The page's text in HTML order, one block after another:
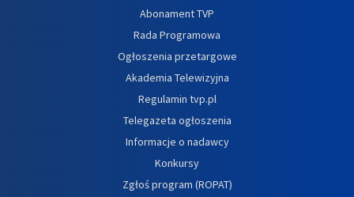
Abonament TVP
Rada Programowa
Ogłoszenia przetargowe
Akademia Telewizyjna
Regulamin tvp.pl
Telegazeta ogłoszenia
Informacje o nadawcy
Konkursy
Zgłoś program (ROPAT)